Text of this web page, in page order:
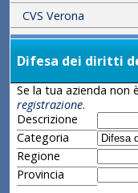
CVS Verona
Difesa dei diritti
Se la tua azienda non
registrazione.
Descrizione
Categoria
Regione
Provincia